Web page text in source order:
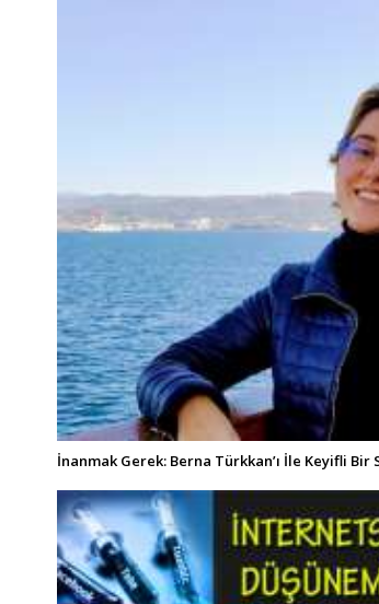
İnanmak Gerek: Berna Türkkan’ı İle Keyifli Bir